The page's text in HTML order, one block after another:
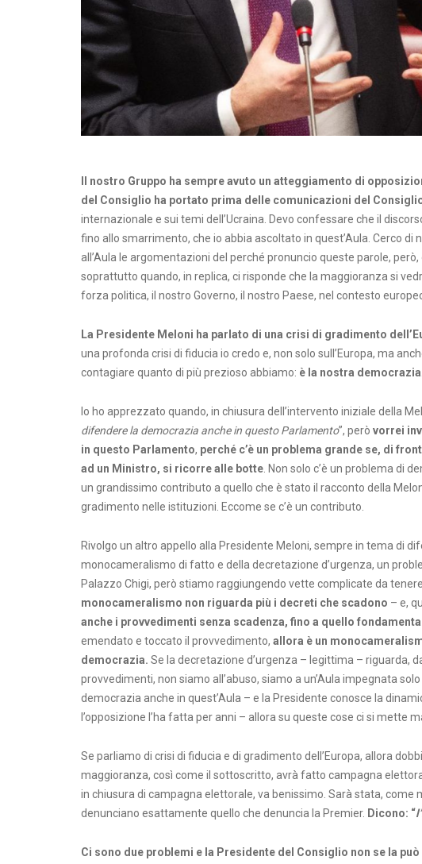
Il nostro Gruppo ha sempre avuto un atteggiamento di
del Consiglio ha portato prima delle comunicazioni del
internazionale e sui temi dell’Ucraina. Devo confessare che il
fino allo smarrimento, che io abbia ascoltato in quest’Aula. Cerco
all’Aula le argomentazioni del perché pronuncio queste parole,
soprattutto quando, in replica, ci risponde che la maggioranza si
forza politica, il nostro Governo, il nostro Paese, nel contesto
La Presidente Meloni ha parlato di una crisi di gradimento
una profonda crisi di fiducia io credo e, non solo sull’Europa, ma
contagiare quanto di più prezioso abbiamo: è la nostra democrazia
Io ho apprezzato quando, in chiusura dell’intervento iniziale della
difendere la democrazia anche in questo Parlamento”, però vorrei
in questo Parlamento, perché c’è un problema grande se, di
ad un Ministro, si ricorre alle botte . Non solo c’è un problema di
un grandissimo contributo a quello che è stato il racconto della
gradimento nelle istituzioni. Eccome se c’è un contributo.
Rivolgo un altro appello alla Presidente Meloni, sempre in tema di
monocameralismo di fatto e della decretazione d’urgenza, un
Palazzo Chigi, però stiamo raggiungendo vette complicate da
monocameralismo non riguarda più i decreti che scadono – e,
anche i provvedimenti senza scadenza, fino a quello
emendato e toccato il provvedimento, allora è un
democrazia. Se la decretazione d’urgenza – legittima – riguarda,
provvedimenti, non siamo all’abuso, siamo a un’Aula impegnata
democrazia anche in quest’Aula – e la Presidente conosce la
l’opposizione l’ha fatta per anni – allora su queste cose ci si mette
Se parliamo di crisi di fiducia e di gradimento dell’Europa, allora
maggioranza, così come il sottoscritto, avrà fatto campagna
in chiusura di campagna elettorale, va benissimo. Sarà stata, come
denunciano esattamente quello che denuncia la Premier. Dicono: “
Ci sono due problemi e la Presidente del Consiglio non se la